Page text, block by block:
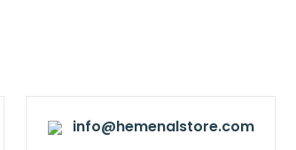
info@hemenalstore.com